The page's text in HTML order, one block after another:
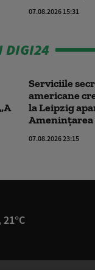
07.08.2026 15:31
DIGI24
Serviciile
americane
la Leipzig
Amenințarea
07.08.2026 23:15